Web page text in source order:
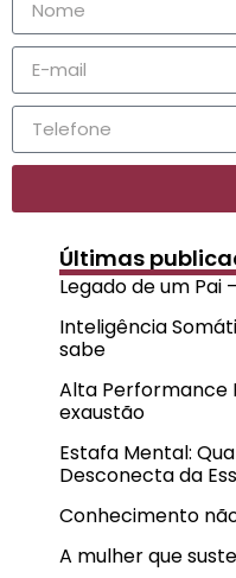
Últimas
Legado de um Pai
Inteligência
sabe
Alta Performance
exaustão
Estafa Mental:
Desconecta da
Conhecimento
A mulher que